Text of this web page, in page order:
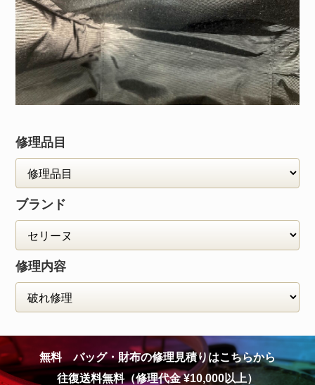
修理品目
ブランド
修理内容
無料 バッグ・財布の修理見積りはこちらから
往復送料無料（修理代金 ¥10,000以上）